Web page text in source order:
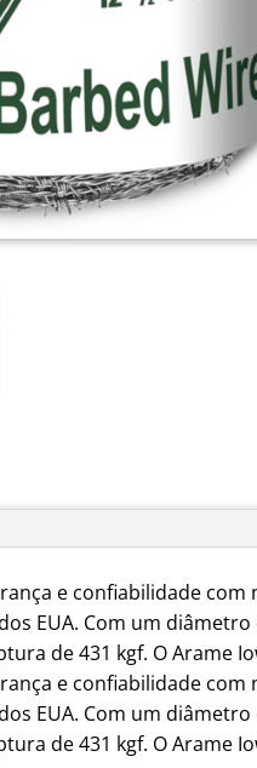
e confiabilidade
EUA. Com um
de 431 kgf. O Arame
e confiabilidade
EUA. Com um
de 431 kgf. O Arame